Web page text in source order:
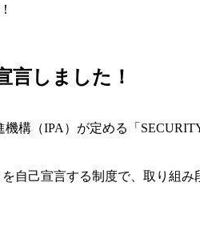
言しました！
構（IPA）が定める「
自己宣言する制度で、取り組